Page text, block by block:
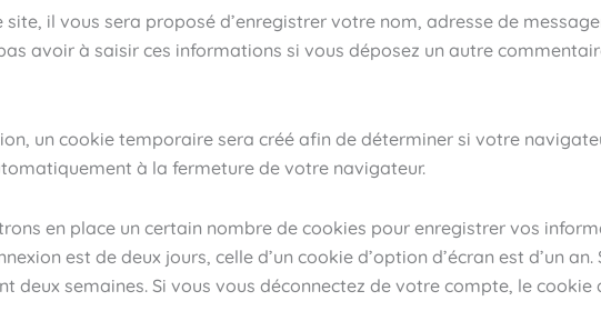
il vous sera proposé d’enregistrer votre nom, adresse de
avoir à saisir ces informations si vous déposez un autre
un cookie temporaire sera créé afin de déterminer si votre
à la fermeture de votre navigateur.
en place un certain nombre de cookies pour enregistrer vos
est de deux jours, celle d’un cookie d’option d’écran est d’un
deux semaines. Si vous vous déconnectez de votre compte, le cookie